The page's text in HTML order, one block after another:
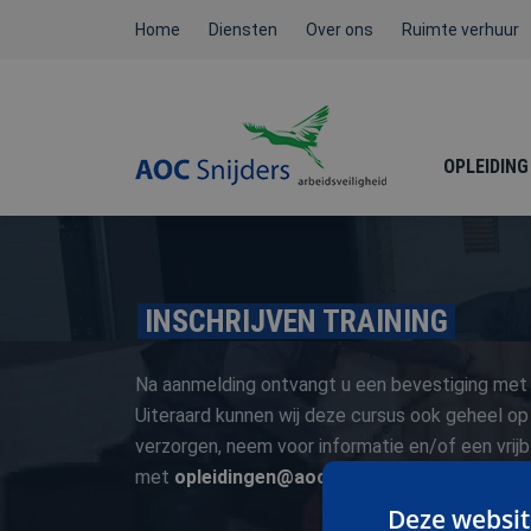
Home Diensten Over ons Ruimte verhuur
BEHEERDER BMI / ATEX /
NEN3140
FYSIEKE BELASTING
INSCHRIJVEN TRAINING
Na aanmelding ontvangt u een bevestiging
Uiteraard kunnen wij deze cursus ook geheel
verzorgen, neem voor informatie en/of een
met opleidingen@aoc-snijders.nl
Deze